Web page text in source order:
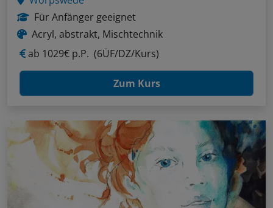
Für Anfänger geeignet
Acryl, abstrakt, Mischtechnik
ab 1029€ p.P. (6ÜF/DZ/Kurs)
Zum Kurs